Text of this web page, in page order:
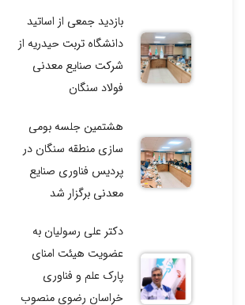
بازدید جمعی از اساتید
دانشگاه تربت حیدریه از
شرکت صنایع معدنی
فولاد سنگان
هشتمین جلسه بومی
سازی منطقه سنگان در
پردیس فناوری صنایع
معدنی برگزار شد
دکتر علی رسولیان به
عضویت هیئت امنای
پارک علم و فناوری
خراسان رضوی منصوب